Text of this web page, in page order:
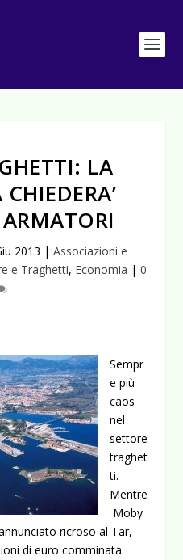
LA
2013 | Associazioni e
e Traghetti, Economia | 0
Sempr
e più
caos
nel
settore
traghet
ti.
Mentre
Moby
ricroso al Tar,
di euro comminata